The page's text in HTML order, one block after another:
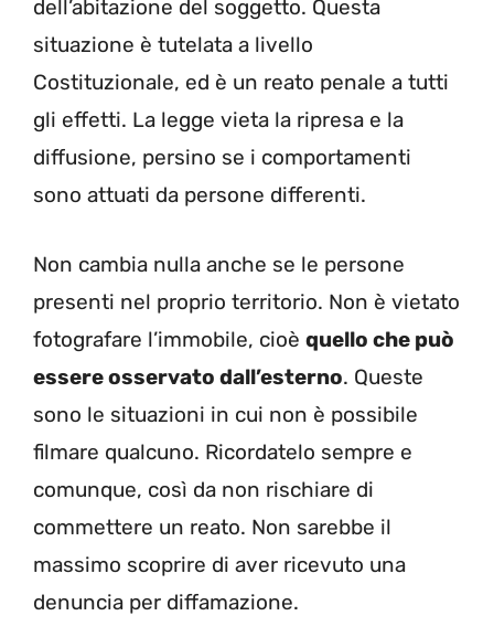
dell’abitazione del soggetto. Questa
situazione è tutelata a livello
Costituzionale, ed è un reato penale a tutti
gli effetti. La legge vieta la ripresa e la
diffusione, persino se i comportamenti
sono attuati da persone differenti.
Non cambia nulla anche se le persone
presenti nel proprio territorio. Non è vietato
fotografare l’immobile, cioè quello che può
essere osservato dall’esterno. Queste
sono le situazioni in cui non è possibile
filmare qualcuno. Ricordatelo sempre e
comunque, così da non rischiare di
commettere un reato. Non sarebbe il
massimo scoprire di aver ricevuto una
denuncia per diffamazione.